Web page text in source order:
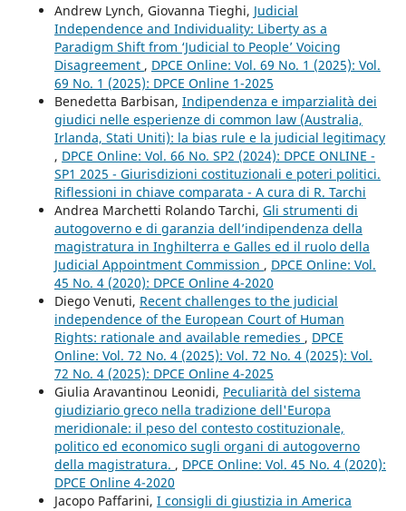
Andrew Lynch, Giovanna Tieghi, Judicial
Independence and Individuality: Liberty as a
Paradigm Shift from ‘Judicial to People’ Voicing
Disagreement , DPCE Online: Vol. 69 No. 1 (2025): Vol.
69 No. 1 (2025): DPCE Online 1-2025
Benedetta Barbisan, Indipendenza e imparzialità dei
giudici nelle esperienze di common law (Australia,
Irlanda, Stati Uniti): la bias rule e la judicial legitimacy
, DPCE Online: Vol. 66 No. SP2 (2024): DPCE ONLINE -
SP1 2025 - Giurisdizioni costituzionali e poteri politici.
Riflessioni in chiave comparata - A cura di R. Tarchi
Andrea Marchetti Rolando Tarchi, Gli strumenti di
autogoverno e di garanzia dell’indipendenza della
magistratura in Inghilterra e Galles ed il ruolo della
Judicial Appointment Commission , DPCE Online: Vol.
45 No. 4 (2020): DPCE Online 4-2020
Diego Venuti, Recent challenges to the judicial
independence of the European Court of Human
Rights: rationale and available remedies , DPCE
Online: Vol. 72 No. 4 (2025): Vol. 72 No. 4 (2025): Vol.
72 No. 4 (2025): DPCE Online 4-2025
Giulia Aravantinou Leonidi, Peculiarità del sistema
giudiziario greco nella tradizione dell'Europa
meridionale: il peso del contesto costituzionale,
politico ed economico sugli organi di autogoverno
della magistratura. , DPCE Online: Vol. 45 No. 4 (2020):
DPCE Online 4-2020
Jacopo Paffarini, I consigli di giustizia in America